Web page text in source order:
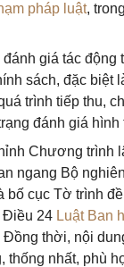
pháp luật,
giá tác động
sách, đặc biệt
trình tiếp thu,
đánh giá
Chương trình
ngang Bộ
bố cục Tờ trình
Điều 24 Luật Ban
Đồng thời, nội
thống nhất, phù